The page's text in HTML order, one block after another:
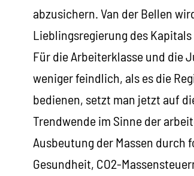
abzusichern. Van der Bellen
Lieblingsregierung des
Für die Arbeiterklasse und die
weniger feindlich, als es die
bedienen, setzt man jetzt auf
Trendwende im Sinne der
Ausbeutung der Massen durch
Gesundheit, CO2-